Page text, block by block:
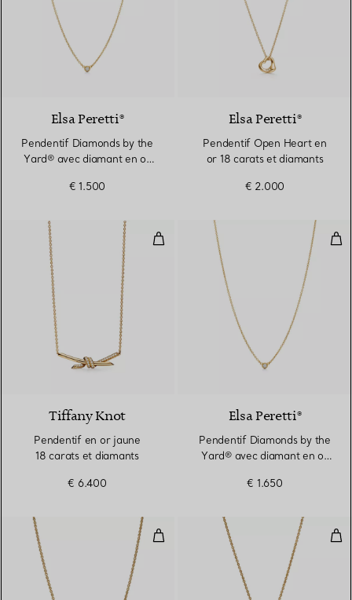
2 Matériaux
Elsa Peretti®
Pendentif Diamonds by the
Yard® avec diamant en or
€ 1.500
Elsa Peretti®
Pendentif Open Heart en
or 18 carats et diamants
€ 2.000
Pendentif en or jaune 18 carats
3 Matériaux
Tiffany Knot
Pendentif en or jaune
18 carats et diamants
€ 6.400
Elsa Peretti®
Pendentif Diamonds by the
Yard® avec diamant en or
€ 1.650
Pendentif à maillons doubles